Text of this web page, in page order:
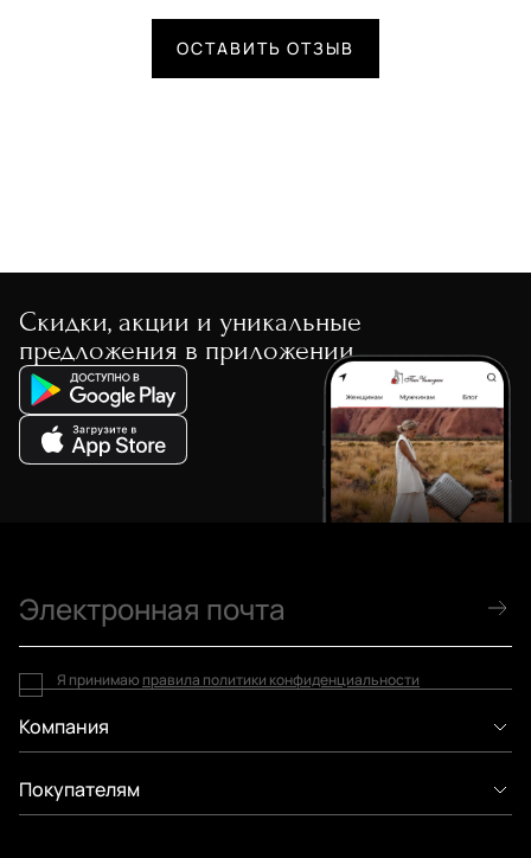
ОСТАВИТЬ ОТЗЫВ
Скидки, акции и уникальные
предложения в приложении
Компания
Покупателям
Я принимаю правила политики конфиденциальности